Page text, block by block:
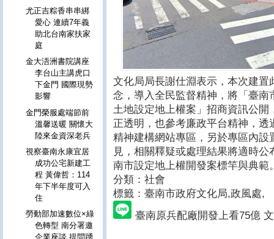
文化局局長謝仕淵表示，本次建
念，導入全民監督精神，將「臺南
土地設定地上權案」招商資訊公
正透明，也參考廉政平台精神，
精神建構網站專區，另於專區內
見，相關釋疑或處理結果將適時
南市設定地上權開發案標竿與典範
分類：社會
標籤：臺南市政府文化局,政風處,
臺南原兵配廠開發上看75億
尤正吉粽香串串綁
愛心 連續7年義
助北台南家扶家
庭
金大浯洲書院講座
李台山主講虎口
下金門 國際現勢
影響
金門榮服處端節前
溫馨送暖 關懷大
陸來金資深老兵
視察臺南永康宜居
成功公宅新建工
程 黃偉哲：114
年下半年度可入
住
勞動部加速數位×綠
色轉型 南分署邀
企業座談 提問踴